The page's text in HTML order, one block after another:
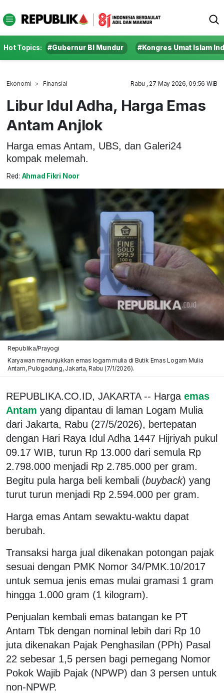
Hot Topics: #Gubernur BI Mundur #Kongres Umat Islam
Ekonomi Finansial Rabu , 27 May 2026, 09:56 WIB
Libur Idul Adha, Harga Emas
Antam Anjlok
Harga emas Antam, UBS, dan Galeri24
kompak melemah.
Red: Ahmad Fikri Noor
Republika/Prayogi
Karyawan menunjukkan emas logam mulia di Butik Emas Logam Mulia
Antam, Pulogadung, Jakarta, Rabu (7/1/2026).
REPUBLIKA.CO.ID, JAKARTA -- Harga emas
Antam yang dipantau di laman Logam Mulia
dari Jakarta, Rabu (27/5/2026), bertepatan
dengan Hari Raya Idul Adha 1447 Hijriyah pukul
09.17 WIB, turun Rp 13.000 dari semula Rp
2.798.000 menjadi Rp 2.785.000 per gram.
Begitu pula harga beli kembali (buyback) yang
turut turun menjadi Rp 2.594.000 per gram.
Harga emas Antam sewaktu-waktu dapat
berubah.
Transaksi harga jual dikenakan potongan pajak
sesuai dengan PMK Nomor 34/PMK.10/2017
untuk semua jenis emas mulai gramasi 1 gram
hingga 1.000 gram (1 kilogram).
Penjualan kembali emas batangan ke PT
Antam Tbk dengan nominal lebih dari Rp 10
juta dikenakan Pajak Penghasilan (PPh) Pasal
22 sebesar 1,5 persen bagi pemegang Nomor
Pokok Wajib Pajak (NPWP) dan 3 persen untuk
non-NPWP.